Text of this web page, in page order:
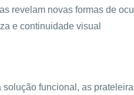
revelam novas formas de
e continuidade visual
solução funcional, as